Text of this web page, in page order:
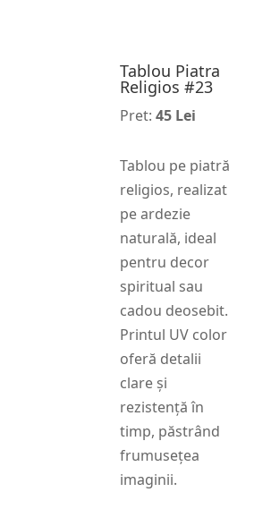
Tablou Piatra
Religios #23
Pret:45 Lei
Tablou pe piatră
religios, realizat
pe ardezie
naturală, ideal
pentru decor
spiritual sau
cadou deosebit.
Printul UV color
oferă detalii
clare și
rezistență în
timp, păstrând
frumusețea
imaginii.